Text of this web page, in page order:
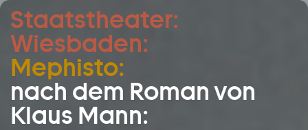
Zum Hauptinhalt springen
Zum Footer springen
Staatstheater:
Wiesbaden:
Mephisto:
nach dem Roman von
Klaus Mann: